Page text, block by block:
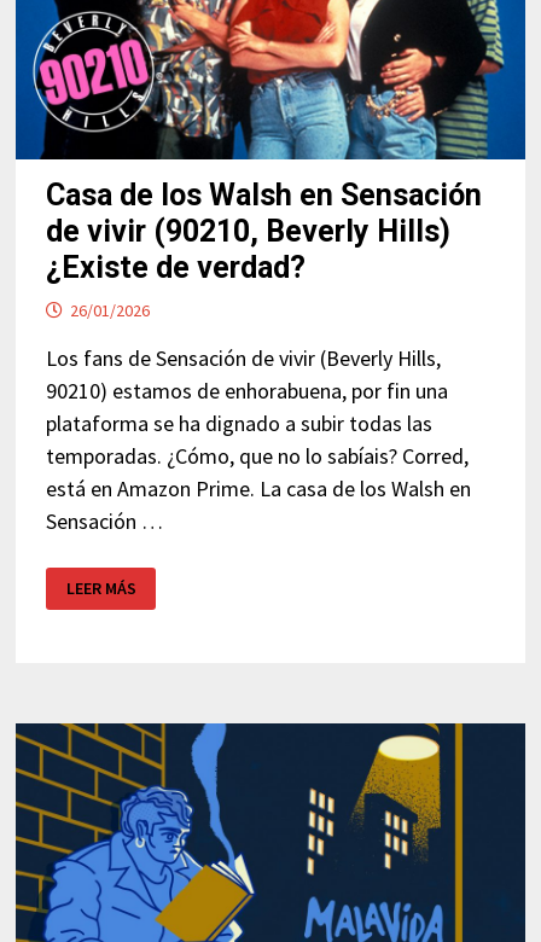
Casa de los Walsh en Sensación
de vivir (90210, Beverly Hills)
¿Existe de verdad?
26/01/2026
Los fans de Sensación de vivir (Beverly Hills,
90210) estamos de enhorabuena, por fin una
plataforma se ha dignado a subir todas las
temporadas. ¿Cómo, que no lo sabíais? Corred,
está en Amazon Prime. La casa de los Walsh en
Sensación …
DE
LOS
BEVERLY
HILLS)
¿EXISTE
DE
VERDAD?
LEER MÁS